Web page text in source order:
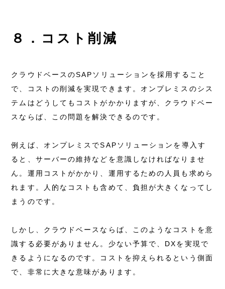
８．コスト削減
クラウドベースのSAPソリューションを採用すること
で、コストの削減を実現できます。オンプレミスのシス
テムはどうしてもコストがかかりますが、クラウドベー
スならば、この問題を解決できるのです。
例えば、オンプレミスでSAPソリューションを導入す
ると、サーバーの維持などを意識しなければなりませ
ん。運用コストがかかり、運用するための人員も求めら
れます。人的なコストも含めて、負担が大きくなってし
まうのです。
しかし、クラウドベースならば、このようなコストを意
識する必要がありません。少ない予算で、DXを実現で
きるようになるのです。コストを抑えられるという側面
で、非常に大きな意味があります。